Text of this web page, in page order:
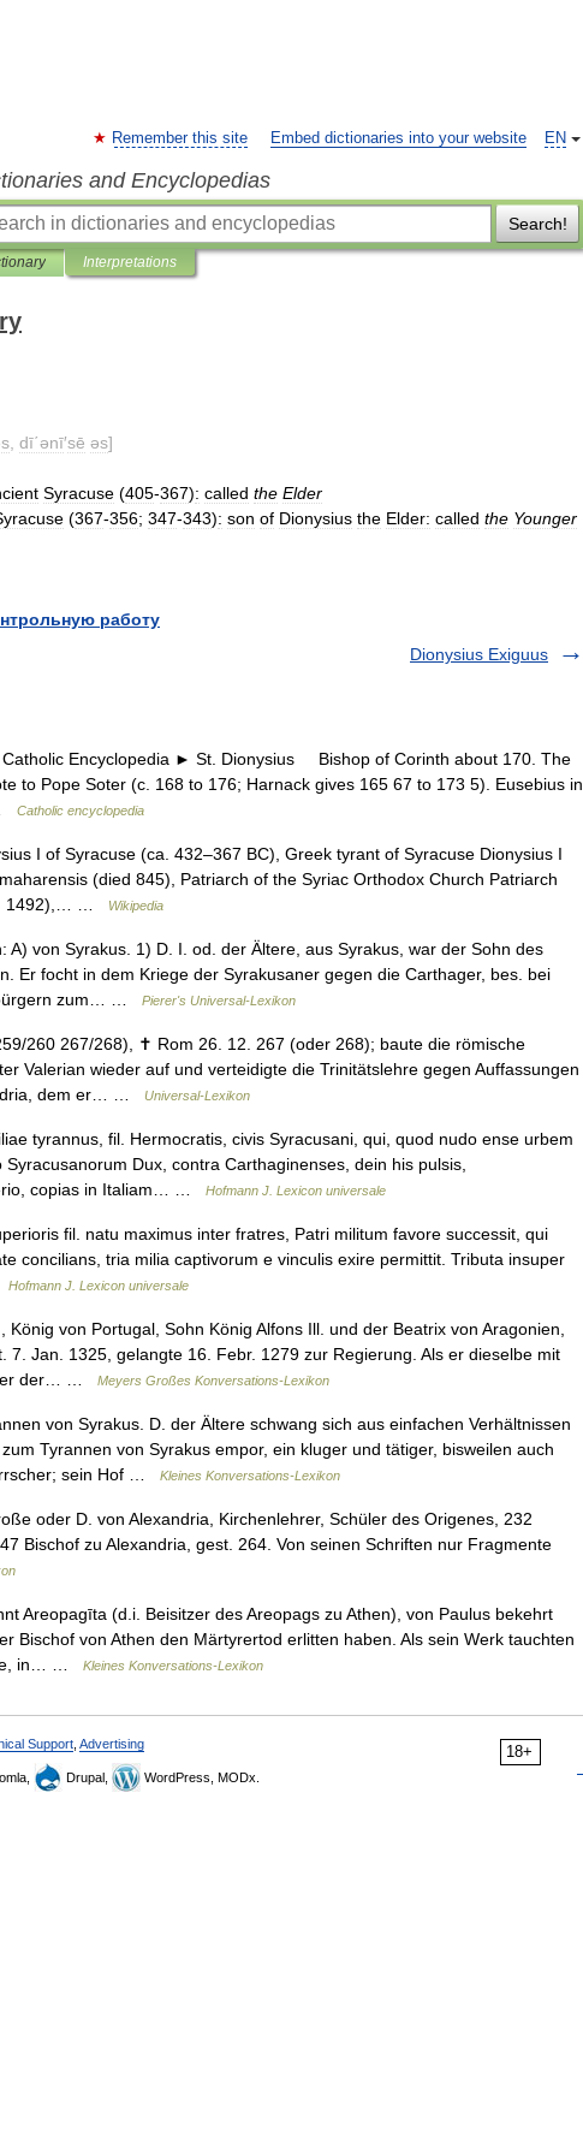
EN
Remember this site Embed dictionaries into your website
and Encyclopedias
Search!
Interpretations
dī΄ənī′sē əs]
Syracuse (405-367): called the Elder
(367-356; 347-343): son of Dionysius the Elder: called the Younger
работу
Dionysius Exiguus
Encyclopedia ► St. Dionysius Bishop of Corinth about 170. The
to Pope Soter (c. 168 to 176; Harnack gives 165 67 to 173 5). Eusebius in
Catholic encyclopedia
I of Syracuse (ca. 432–367 BC), Greek tyrant of Syracuse Dionysius I
(died 845), Patriarch of the Syriac Orthodox Church Patriarch
1492),… …
Wikipedia
von Syrakus. 1) D. I. od. der Ältere, aus Syrakus, war der Sohn des
Er focht in dem Kriege der Syrakusaner gegen die Carthager, bes. bei
zum… …
Pierer's Universal-Lexikon
260 267/268), ✝ Rom 26. 12. 267 (oder 268); baute die römische
Valerian wieder auf und verteidigte die Trinitätslehre gegen Auffassungen
dem er… …
Universal-Lexikon
tyrannus, fil. Hermocratis, civis Syracusani, qui, quod nudo ense urbem
Dux, contra Carthaginenses, dein his pulsis,
copias in Italiam… …
Hofmann J. Lexicon universale
fil. natu maximus inter fratres, Patri militum favore successit, qui
concilians, tria milia captivorum e vinculis exire permittit. Tributa insuper
Hofmann J. Lexicon universale
von Portugal, Sohn König Alfons Ill. und der Beatrix von Aragonien,
7. Jan. 1325, gelangte 16. Febr. 1279 zur Regierung. Als er dieselbe mit
der… …
Meyers Großes Konversations-Lexikon
von Syrakus. D. der Ältere schwang sich aus einfachen Verhältnissen
Tyrannen von Syrakus empor, ein kluger und tätiger, bisweilen auch
sein Hof …
Kleines Konversations-Lexikon
oder D. von Alexandria, Kirchenlehrer, Schüler des Origenes, 232
Bischof zu Alexandria, gest. 264. Von seinen Schriften nur Fragmente
Areopagīta (d.i. Beisitzer des Areopags zu Athen), von Paulus bekehrt
Bischof von Athen den Märtyrertod erlitten haben. Als sein Werk tauchten
in… …
Kleines Konversations-Lexikon
18+
Support Advertising
Drupal, WordPress, MODx.